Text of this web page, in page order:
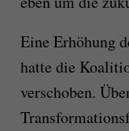
Eine Erhöhung
hatte die
verschoben.